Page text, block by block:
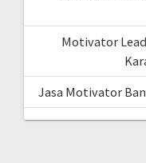
Motivator
Jasa Motivator